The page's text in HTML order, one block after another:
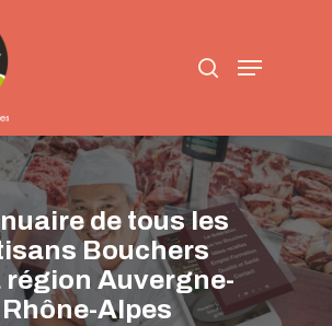
Menu
de tous les
Bouchers
région Auvergne-
Rhône-Alpes